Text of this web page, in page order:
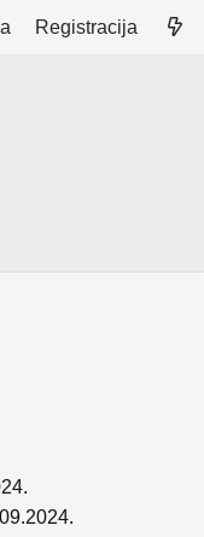
Registracija